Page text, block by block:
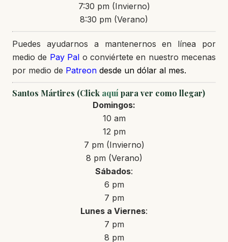
7:30 pm (Invierno)
8:30 pm (Verano)
Puedes ayudarnos a mantenernos en línea por
medio de Pay Pal o conviértete en nuestro mecenas
por medio de Patreon desde un dólar al mes.
Santos Mártires (Click aquí para ver como llegar)
Domingos:
10 am
12 pm
7 pm (Invierno)
8 pm (Verano)
Sábados:
6 pm
7 pm
Lunes a Viernes:
7 pm
8 pm